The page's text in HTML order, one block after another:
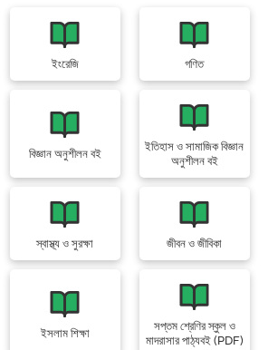
ইংরেজি গণিত
বিজ্ঞান অনুশীলন বই
ইতিহাস ও সামাজিক বিজ্ঞান
অনুশীলন বই
স্বাস্থ্য ও সুরক্ষা জীবন ও জীবিকা
ইসলাম শিক্ষা
সপ্তম শ্রেণির স্কুল ও
মাদরাসার পাঠ্যবই (PDF)